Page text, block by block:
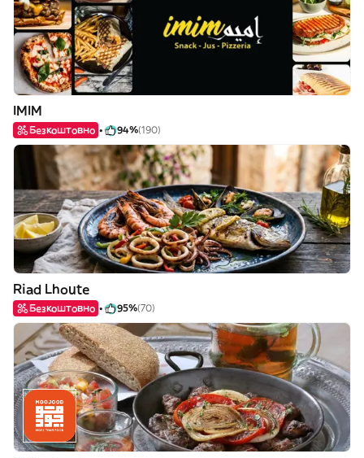
IMIM
Безкоштовно 94%(190)
Riad Lhoute
Безкоштовно 95%(70)